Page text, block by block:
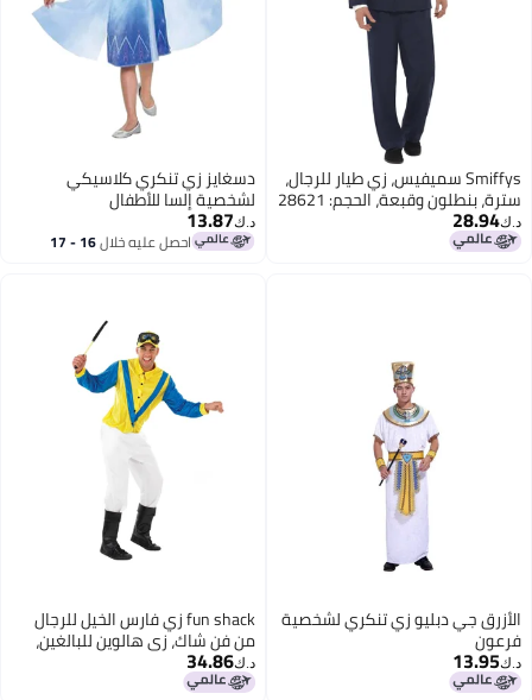
Smiffys سميفيس، زي طيار للرجال،
سترة، بنطلون وقبعة، الحجم: 28621
كبير
د.ك‏28.94
دسغايز زي تنكري كلاسيكي
لشخصية إلسا للأطفال
د.ك‏13.87
احصل عليه خلال 16 - 17
الأزرق جي دبليو زي تنكري لشخصية
فرعون
د.ك‏13.95
fun shack زي فارس الخيل للرجال
من فن شاك، زي هالوين للبالغين،
ملابس ذات طابع الفروسية، ملابس
يوم السباق، متوسط
د.ك‏34.86